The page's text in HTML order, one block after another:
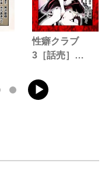
性癖クラブ
3［話売］…